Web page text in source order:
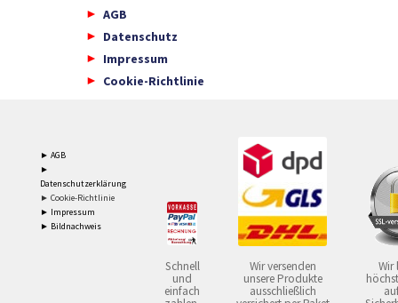
AGB
Datenschutz
Impressum
Cookie-Richtlinie
► AGB
►
Datenschutzerklärung
► Cookie-Richtlinie
► Impressum
► Bildnachweis
Schnell
und
einfach
Wir versenden
unsere Produkte
ausschließlich
Wir